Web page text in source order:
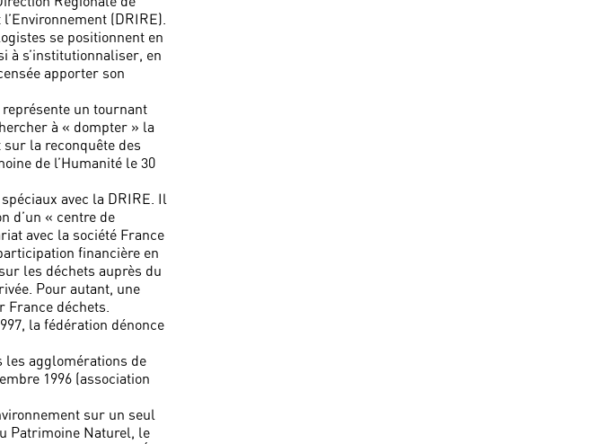
(DRIRE).
se positionnent en
à s’institutionnaliser, en
apporter son
représente un tournant
à « dompter » la
sur la reconquête des
de l’Humanité le 30
avec la DRIRE. Il
d’un « centre de
avec la société France
financière en
les déchets auprès du
Pour autant, une
France déchets.
la fédération dénonce
les agglomérations de
1996 (association
sur un seul
Patrimoine Naturel, le